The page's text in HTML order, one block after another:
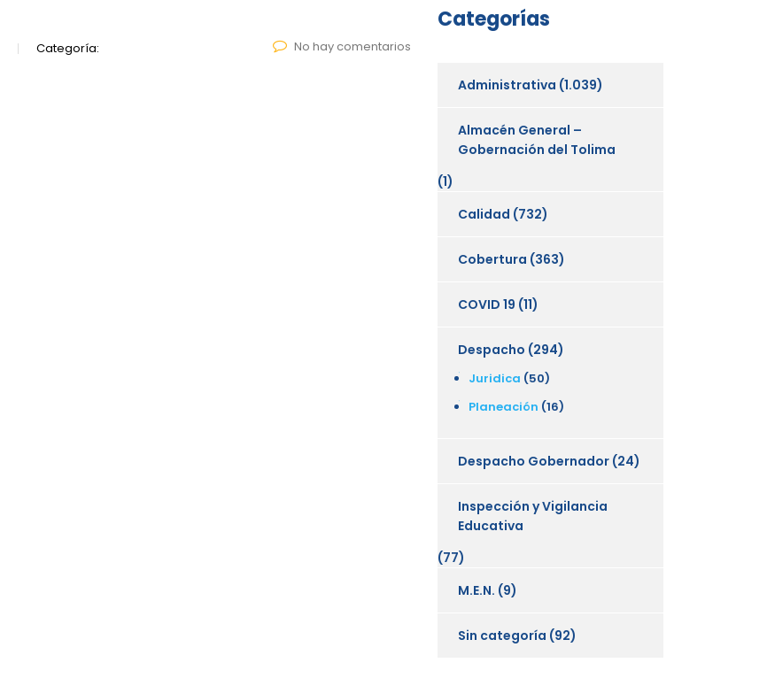
Categoría: No hay comentarios
Categorías
Administrativa (1.039)
Almacén General –
Gobernación del Tolima
(1)
Calidad (732)
Cobertura (363)
COVID 19 (11)
Despacho (294)
Juridica (50)
Planeación (16)
Despacho Gobernador (24)
Inspección y Vigilancia
Educativa
(77)
M.E.N. (9)
Sin categoría (92)